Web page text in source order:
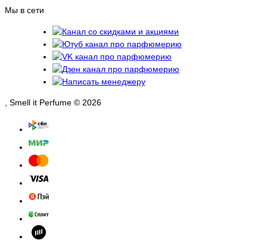
Мы в сети
, Smell it Perfume © 2026